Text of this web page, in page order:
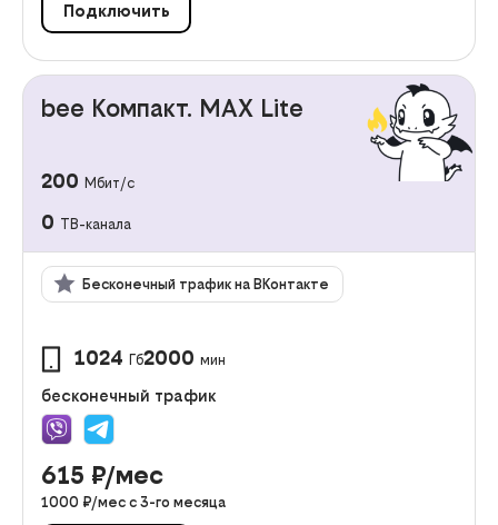
Подключить
bee Компакт. MAX Lite
200 Мбит/с
0 ТВ-канала
Бесконечный трафик на ВКонтакте
1024 Гб2000 мин
бесконечный трафик
615 ₽/мес
1000 ₽/мес с 3-го месяца